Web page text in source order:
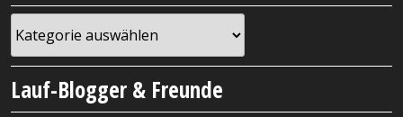
Lauf-Blogger & Freunde